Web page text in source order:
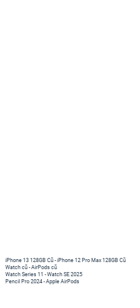
iPhone 13 128GB Cũ -iPhone 12 Pro Max 128GB Cũ
Watch cũ -AirPods cũ
Watch Series 11 -Watch SE 2025
Pencil Pro 2024 -Apple AirPods